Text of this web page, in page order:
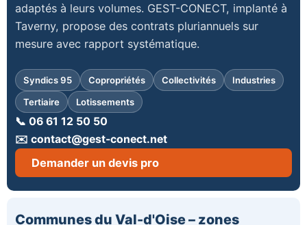
adaptés à leurs volumes. GEST-CONECT, implanté à
Taverny, propose des contrats pluriannuels sur
mesure avec rapport systématique.
Syndics 95 Copropriétés Collectivités
Industries
Tertiaire
Lotissements
📞 06 61 12 50 50
✉️ contact@gest-conect.net
Demander un devis pro
Communes du Val-d'Oise – zones